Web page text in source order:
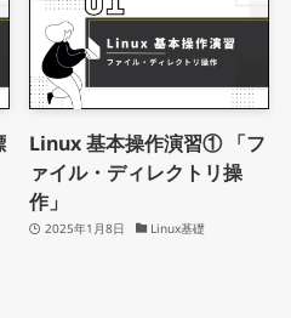
Linux 基本操作演習① 「フ
ァイル・ディレクトリ操
作」
2025年1月8日 Linux基礎